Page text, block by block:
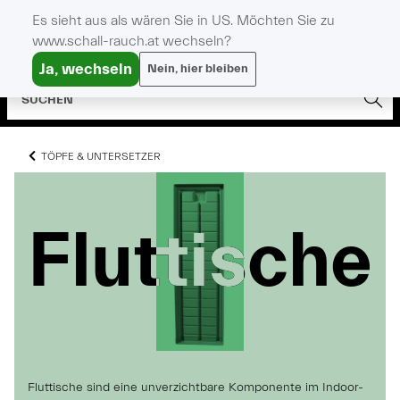
TÖPFE & UNTERSETZER
Fluttische
Fluttische
Fluttische
Fluttische sind eine unverzichtbare Komponente im Indoor-
Es sieht aus als wären Sie in US. Möchten Sie zu
www.schall-rauch.at wechseln?
Ja, wechseln Nein, hier bleiben